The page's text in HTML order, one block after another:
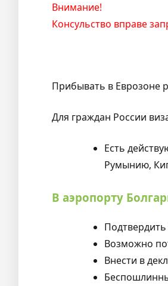
Внимание!
Консульство вправе
Прибывать в Еврозоне
Для граждан России
Есть
Румынию,
В аэропорту
Возможно
Внести в